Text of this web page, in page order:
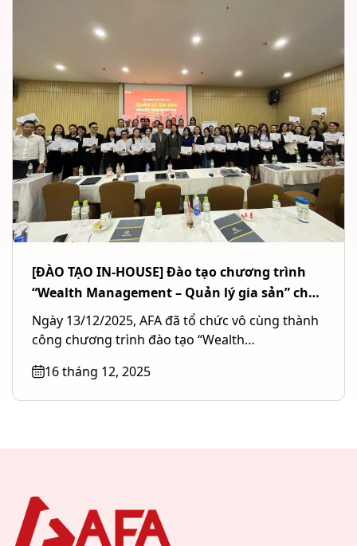
[ĐÀO TẠO IN-HOUSE] Đào tạo chương trình
“Wealth Management – Quản lý gia sản” cho
Ngân hàng TMCP Quốc tế Việt Nam (VIB) tại
TP. Hồ Chí Minh
Ngày 13/12/2025, AFA đã tổ chức vô cùng thành
công chương trình đào tạo “Wealth
16 tháng 12, 2025